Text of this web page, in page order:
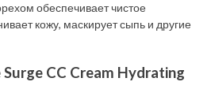
обеспечивает чистое
кожу, маскирует сыпь и другие
CC Cream Hydrating